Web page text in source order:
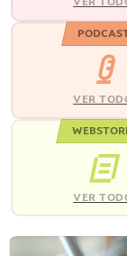
VER
VER